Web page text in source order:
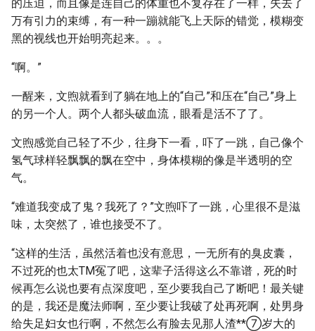
的压迫，而且像是连自己的体重也不复存在了一样，失去了
万有引力的束缚，有一种一蹦就能飞上天际的错觉，模糊变
黑的视线也开始明亮起来。。。
“啊。”
一醒来，文煦就看到了躺在地上的“自己”和压在“自己”身上
的另一个人。两个人都头破血流，眼看是活不了了。
文煦感觉自己轻了不少，往身下一看，吓了一跳，自己像个
氢气球样轻飘飘的飘在空中，身体模糊的像是半透明的空
气。
“难道我变成了鬼？我死了？”文煦吓了一跳，心里很不是滋
味，太突然了，谁也接受不了。
“这样的生活，虽然活着也没有意思，一无所有的臭皮囊，
不过死的也太TM冤了吧，这辈子活得这么不靠谱，死的时
候再怎么说也要有点深度吧，至少要我自己了断吧！最关键
的是，我还是魔法师啊，至少要让我破了处再死啊，处男身
给失足妇女也行啊，不然怎么有脸去见那人渣**⑦岁大的